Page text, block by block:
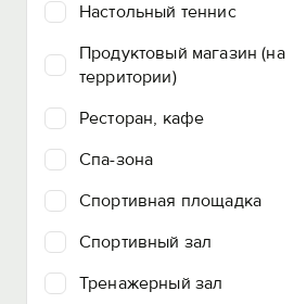
Настольный теннис
Продуктовый магазин (на
территории)
Ресторан, кафе
Спа-зона
Спортивная площадка
Спортивный зал
Тренажерный зал